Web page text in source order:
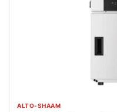
ALTO-SHAAM